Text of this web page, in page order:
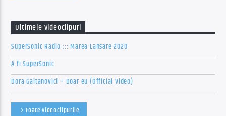
Ultimele videoclipuri
SuperSonic Radio ::: Marea Lansare 2020
A fi SuperSonic
Dora Gaitanovici – Doar eu (Official Video)
Toate videoclipurile